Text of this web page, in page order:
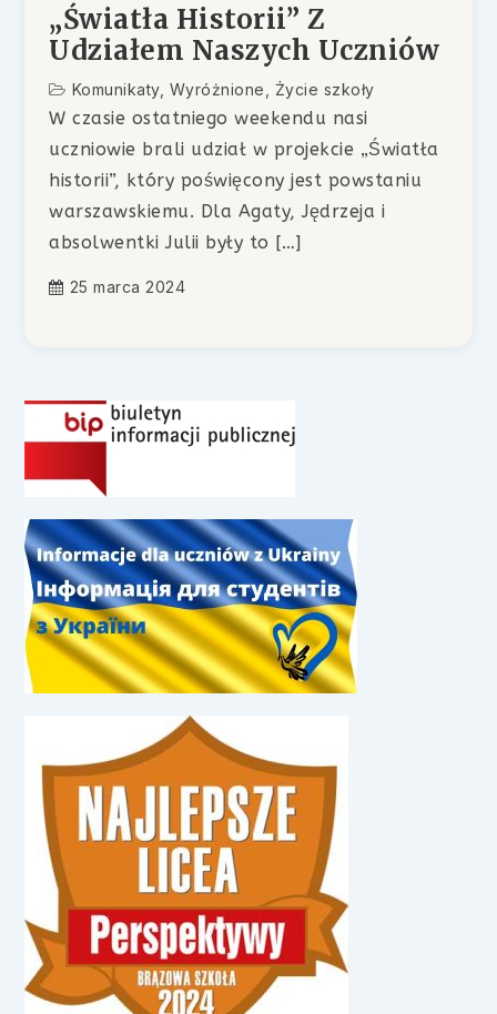
„Światła Historii” Z
Udziałem Naszych Uczniów
Komunikaty, Wyróżnione Życie szkoły
W czasie ostatniego weekendu nasi
uczniowie brali udział w projekcie „Światła
historii”, który poświęcony jest powstaniu
warszawskiemu. Dla Agaty, Jędrzeja i
absolwentki Julii były to […]
25 marca 2024